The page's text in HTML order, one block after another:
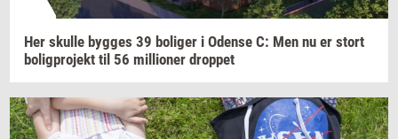
Her skul­le byg­ges 39 bo­li­ger i Oden­se C: Men nu er stort
bo­lig­pro­jekt til 56 mil­li­o­ner drop­pet